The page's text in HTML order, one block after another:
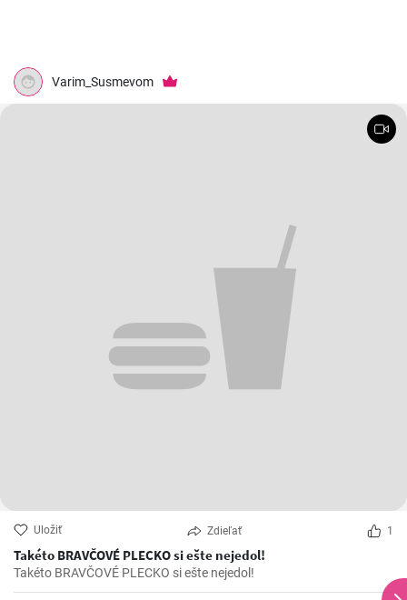
Varim_Susmevom
Uložiť Zdieľať 1
Takéto BRAVČOVÉ PLECKO si ešte nejedol!
Takéto BRAVČOVÉ PLECKO si ešte nejedol!